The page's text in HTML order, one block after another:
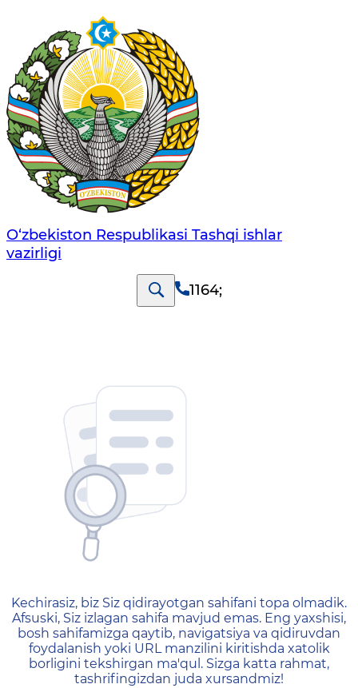
O‘zbеkistоn Rеspublikаsi Tashqi ishlаr
vаzirligi
1164;
404 — Страница не
Kechirasiz, biz Siz qidirayotgan sahifani topa olmadik.
Afsuski, Siz izlagan sahifa mavjud emas. Eng yaxshisi,
bosh sahifamizga qaytib, navigatsiya va qidiruvdan
foydalanish yoki URL manzilini kiritishda xatolik
borligini tekshirgan ma'qul. Sizga katta rahmat,
tashrifingizdan juda xursandmiz!